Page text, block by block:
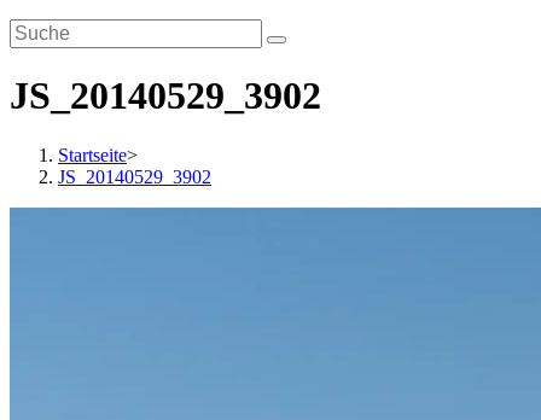
JS_20140529_3902
Startseite>
JS_20140529_3902